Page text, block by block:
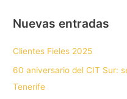
Nuevas entradas
Clientes Fieles 2025
60 aniversario del CIT Sur:
Tenerife